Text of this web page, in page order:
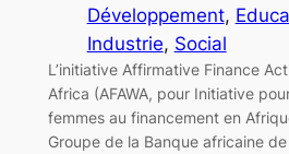
Développement,
Industrie, Social
L’initiative Affirmative Finance
Africa (AFAWA, pour Initiative
femmes au financement en
Groupe de la Banque africaine